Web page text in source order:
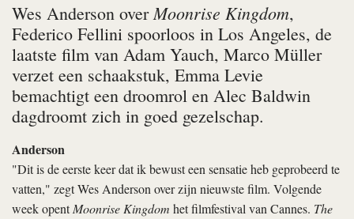
Wes Anderson overMoonrise Kingdom,
Federico Fellini spoorloos in Los Angeles, de
laatste film van Adam Yauch, Marco Müller
verzet een schaakstuk, Emma Levie
bemachtigt een droomrol en Alec Baldwin
dagdroomt zich in goed gezelschap.
Anderson
"Dit is de eerste keer dat ik bewust een sensatie heb geprobeerd te
vatten," zegt Wes Anderson over zijn nieuwste film. Volgende
week opentMoonrise Kingdom het filmfestival van Cannes. The